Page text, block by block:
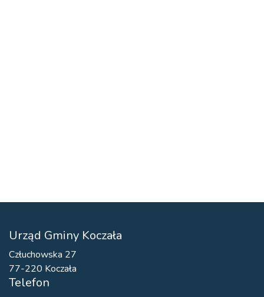
Urząd Gminy Koczała
Człuchowska 27
77-220 Koczała
Telefon